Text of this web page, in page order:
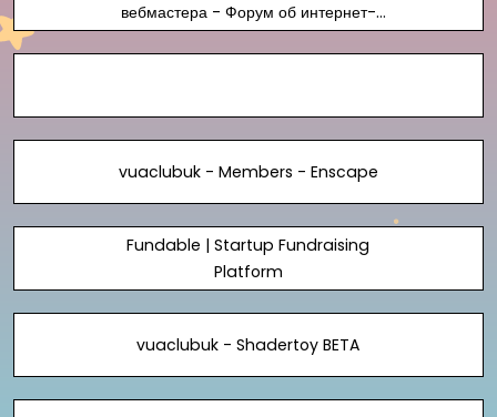
вебмастера - Форум об интернет-
vuaclubuk - Members - Enscape
Fundable | Startup Fundraising
Platform
vuaclubuk - Shadertoy BETA